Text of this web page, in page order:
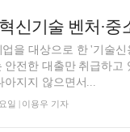
신기술 벤처·
업을 대상으로 한 '기술
안전한 대출만 취급하고
아지지 않으면서...
일 | 이용우 기자